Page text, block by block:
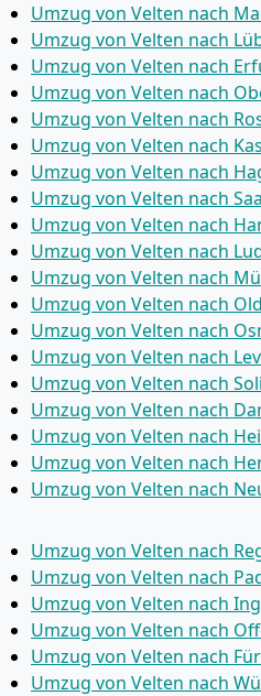
Umzug von Velten nach
Umzug von Velten nach
Umzug von Velten nach
Umzug von Velten nach
Umzug von Velten nach
Umzug von Velten nach
Umzug von Velten nach
Umzug von Velten nach
Umzug von Velten nach
Umzug von Velten nach
Umzug von Velten nach
Umzug von Velten nach
Umzug von Velten nach
Umzug von Velten nach
Umzug von Velten nach
Umzug von Velten nach
Umzug von Velten nach
Umzug von Velten nach
Umzug von Velten nach
Umzug von Velten nach
Umzug von Velten nach
Umzug von Velten nach
Umzug von Velten nach
Umzug von Velten nach
Umzug von Velten nach